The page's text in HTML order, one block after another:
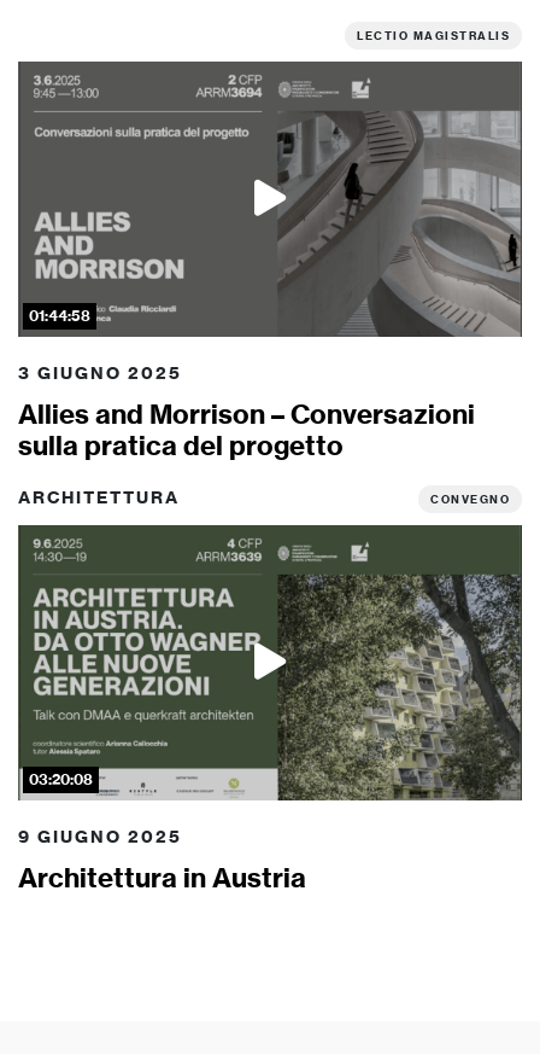
LECTIO MAGISTRALIS
01:44:58
3 GIUGNO 2025
Allies and Morrison – Conversazioni
sulla pratica del progetto
ARCHITETTURA CONVEGNO
03:20:08
9 GIUGNO 2025
Architettura in Austria